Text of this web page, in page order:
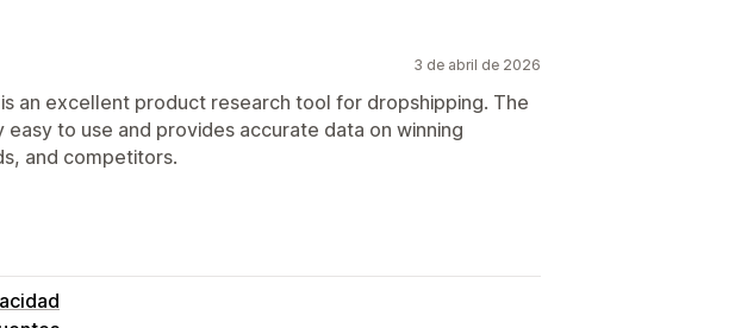
3 de abril de 2026
an excellent product research tool for dropshipping. The
easy to use and provides accurate data on winning
and competitors.